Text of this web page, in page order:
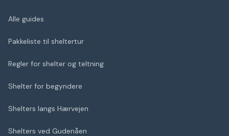
Alle guides
Pakkeliste til sheltertur
Regler for shelter og teltning
Shelter for begyndere
Shelters langs Hærvejen
Shelters ved Gudenåen